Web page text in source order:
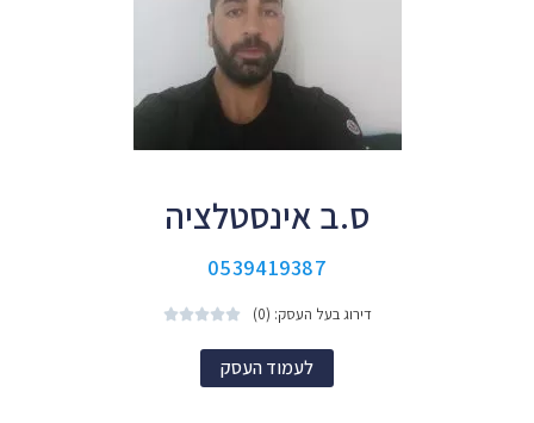
ס.ב אינסטלציה
0539419387
דירוג בעל העסק: (0) 




לעמוד העסק